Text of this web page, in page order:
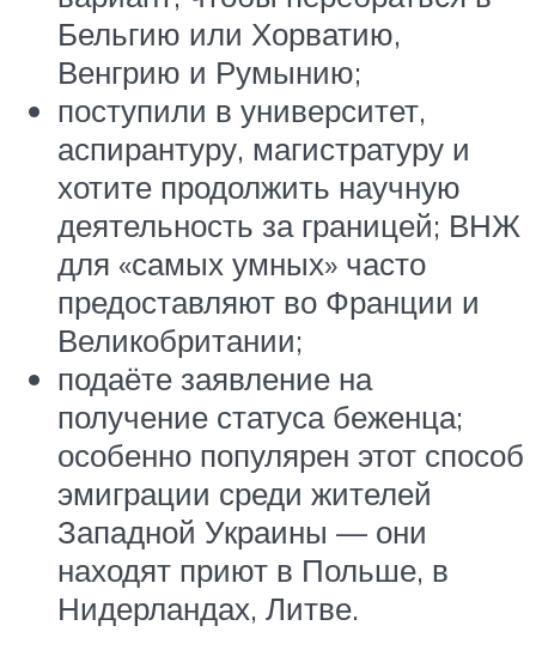
Бельгию или Хорватию,
Венгрию и Румынию;
поступили в университет,
аспирантуру, магистратуру и
хотите продолжить научную
деятельность за границей; ВНЖ
для «самых умных» часто
предоставляют во Франции и
Великобритании;
подаёте заявление на
получение статуса беженца;
особенно популярен этот способ
эмиграции среди жителей
Западной Украины — они
находят приют в Польше, в
Нидерландах, Литве.